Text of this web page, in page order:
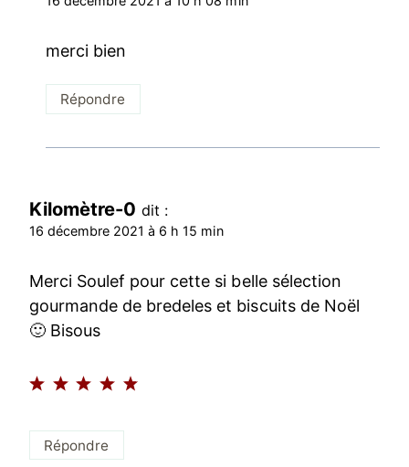
merci bien
Répondre
Kilomètre-0 dit :
16 décembre 2021 à 6 h 15 min
Merci Soulef pour cette si belle sélection
gourmande de bredeles et biscuits de Noël
🙂 Bisous
Répondre